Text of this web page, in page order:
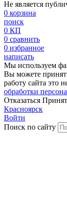
Не является
0 корзина
поиск
0 КП
0 сравнить
0 избранное
написать
Мы используем
Вы можете
работу сайта это
обработки
Отказаться
Красноярск
Войти
Поиск по сайту